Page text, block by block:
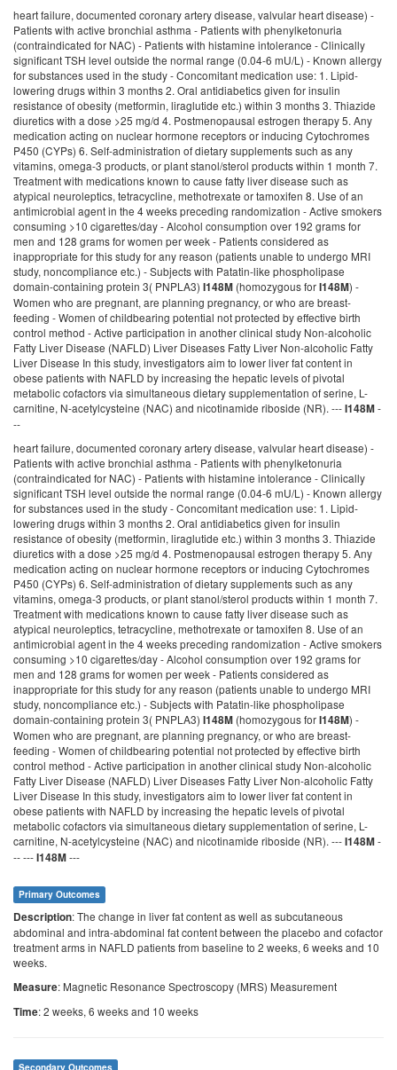
heart failure, documented coronary artery disease, valvular heart disease) -
Patients with active bronchial asthma - Patients with phenylketonuria
(contraindicated for NAC) - Patients with histamine intolerance - Clinically
significant TSH level outside the normal range (0.04-6 mU/L) - Known allergy
for substances used in the study - Concomitant medication use: 1. Lipid-
lowering drugs within 3 months 2. Oral antidiabetics given for insulin
resistance of obesity (metformin, liraglutide etc.) within 3 months 3. Thiazide
diuretics with a dose >25 mg/d 4. Postmenopausal estrogen therapy 5. Any
medication acting on nuclear hormone receptors or inducing Cytochromes
P450 (CYPs) 6. Self-administration of dietary supplements such as any
vitamins, omega-3 products, or plant stanol/sterol products within 1 month 7.
Treatment with medications known to cause fatty liver disease such as
atypical neuroleptics, tetracycline, methotrexate or tamoxifen 8. Use of an
antimicrobial agent in the 4 weeks preceding randomization - Active smokers
consuming >10 cigarettes/day - Alcohol consumption over 192 grams for
men and 128 grams for women per week - Patients considered as
inappropriate for this study for any reason (patients unable to undergo MRI
study, noncompliance etc.) - Subjects with Patatin-like phospholipase
domain-containing protein 3( PNPLA3) I148M (homozygous forI148M) -
Women who are pregnant, are planning pregnancy, or who are breast-
feeding - Women of childbearing potential not protected by effective birth
control method - Active participation in another clinical study Non-alcoholic
Fatty Liver Disease (NAFLD) Liver Diseases Fatty Liver Non-alcoholic Fatty
Liver Disease In this study, investigators aim to lower liver fat content in
obese patients with NAFLD by increasing the hepatic levels of pivotal
metabolic cofactors via simultaneous dietary supplementation of serine, L-
carnitine, N-acetylcysteine (NAC) and nicotinamide riboside (NR). ---I148M-
--
heart failure, documented coronary artery disease, valvular heart disease) -
Patients with active bronchial asthma - Patients with phenylketonuria
(contraindicated for NAC) - Patients with histamine intolerance - Clinically
significant TSH level outside the normal range (0.04-6 mU/L) - Known allergy
for substances used in the study - Concomitant medication use: 1. Lipid-
lowering drugs within 3 months 2. Oral antidiabetics given for insulin
resistance of obesity (metformin, liraglutide etc.) within 3 months 3. Thiazide
diuretics with a dose >25 mg/d 4. Postmenopausal estrogen therapy 5. Any
medication acting on nuclear hormone receptors or inducing Cytochromes
P450 (CYPs) 6. Self-administration of dietary supplements such as any
vitamins, omega-3 products, or plant stanol/sterol products within 1 month 7.
Treatment with medications known to cause fatty liver disease such as
atypical neuroleptics, tetracycline, methotrexate or tamoxifen 8. Use of an
antimicrobial agent in the 4 weeks preceding randomization - Active smokers
consuming >10 cigarettes/day - Alcohol consumption over 192 grams for
men and 128 grams for women per week - Patients considered as
inappropriate for this study for any reason (patients unable to undergo MRI
study, noncompliance etc.) - Subjects with Patatin-like phospholipase
domain-containing protein 3( PNPLA3) I148M (homozygous forI148M) -
Women who are pregnant, are planning pregnancy, or who are breast-
feeding - Women of childbearing potential not protected by effective birth
control method - Active participation in another clinical study Non-alcoholic
Fatty Liver Disease (NAFLD) Liver Diseases Fatty Liver Non-alcoholic Fatty
Liver Disease In this study, investigators aim to lower liver fat content in
obese patients with NAFLD by increasing the hepatic levels of pivotal
metabolic cofactors via simultaneous dietary supplementation of serine, L-
carnitine, N-acetylcysteine (NAC) and nicotinamide riboside (NR). ---I148M-
-- ---I148M---
Primary Outcomes
Description: The change in liver fat content as well as subcutaneous
abdominal and intra-abdominal fat content between the placebo and cofactor
treatment arms in NAFLD patients from baseline to 2 weeks, 6 weeks and 10
weeks.
Measure: Magnetic Resonance Spectroscopy (MRS) Measurement
Time: 2 weeks, 6 weeks and 10 weeks
Secondary Outcomes